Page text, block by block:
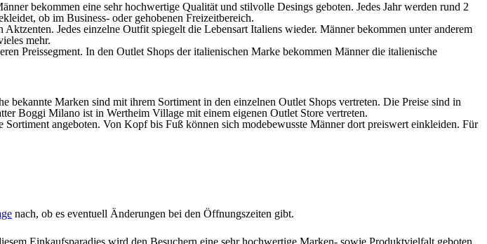
bekommen eine sehr hochwertige Qualität und stilvolle Desings geboten. Jedes Jahr werden rund 2
ob im Business- oder gehobenen Freizeitbereich.
Jedes einzelne Outfit spiegelt die Lebensart Italiens wieder. Männer bekommen unter anderem
mehr.
Preissegment. In den Outlet Shops der italienischen Marke bekommen Männer die italienische
Marken sind mit ihrem Sortiment in den einzelnen Outlet Shops vertreten. Die Preise sind in
Boggi Milano ist in Wertheim Village mit einem eigenen Outlet Store vertreten.
angeboten. Von Kopf bis Fuß können sich modebewusste Männer dort preiswert einkleiden. Für
nach, ob es eventuell Änderungen bei den Öffnungszeiten gibt.
Einkaufsparadies wird den Besuchern eine sehr hochwertige Marken- sowie Produktvielfalt geboten.